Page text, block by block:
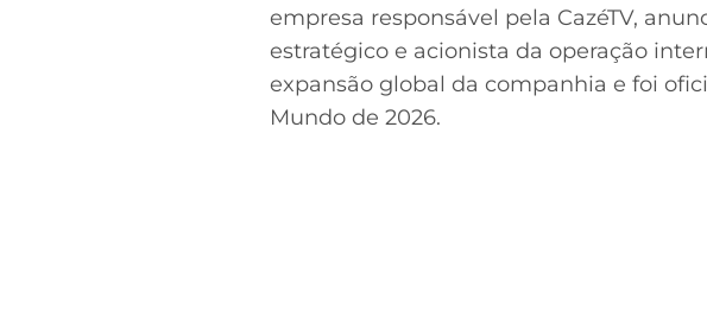
empresa responsável pela CazéTV,
estratégico e acionista da operação
expansão global da companhia e foi
Mundo de 2026.